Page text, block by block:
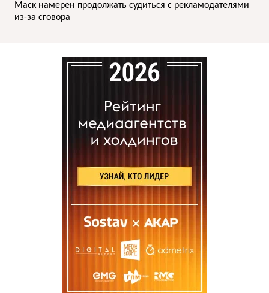
Маск намерен продолжать судиться с рекламодателями
из-за сговора